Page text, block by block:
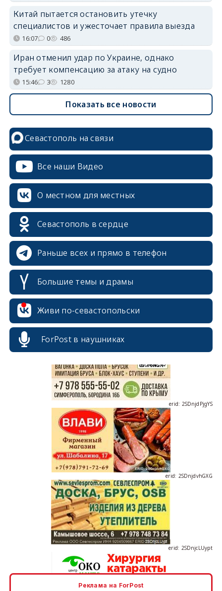
Китай пытается остановить утечку
специалистов и ужесточает правила выезда
16:07 0 486
Иран отменил удар по Украине, однако
требует компенсацию за атаку на судно
15:46 3 1280
Показать все новости
Севастополь на связи
Все наши Видео
О местном для местных
Севастополь в сердце
Раньше всех и прямо в телефон
Большие темы и драмы
Живи по-севастопольски
ForPost в наушниках
erid: 2SDnjdPjgYS
erid: 2SDnjdvhGXG
Реклама на ForPost